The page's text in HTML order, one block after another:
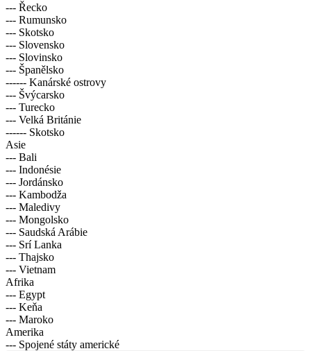
--- Řecko
--- Rumunsko
--- Skotsko
--- Slovensko
--- Slovinsko
--- Španělsko
------ Kanárské ostrovy
--- Švýcarsko
--- Turecko
--- Velká Británie
------ Skotsko
Asie
--- Bali
--- Indonésie
--- Jordánsko
--- Kambodža
--- Maledivy
--- Mongolsko
--- Saudská Arábie
--- Srí Lanka
--- Thajsko
--- Vietnam
Afrika
--- Egypt
--- Keňa
--- Maroko
Amerika
--- Spojené státy americké